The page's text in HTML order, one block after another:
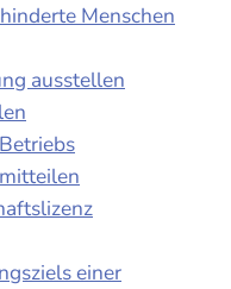
Menschen
ausstellen
einer